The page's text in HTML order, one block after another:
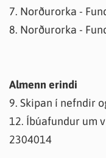
7. Norðurorka -
8. Norðurorka -
Almenn erindi
9. Skipan í nefndir
12. Íbúafundur um
2304014